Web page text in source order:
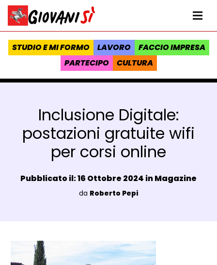
Vai al contenuto
Homepage Giovanisì - Progetto della Regione Toscana
STUDIO E MI FORMO LAVORO
FACCIO IMPRESA
PARTECIPO
CULTURA
Inclusione Digitale:
postazioni gratuite wifi
per corsi online
Data e ora:
Pubblicato il: 16 Ottobre 2024 inMagazine
Luogo:
da Roberto Pepi
Dettagli Post Magazine